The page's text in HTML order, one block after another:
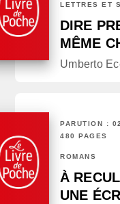
LETTRES ET
DIRE
MÊME
Umberto
PARUTION :
480 PAGES
ROMANS
À
UNE